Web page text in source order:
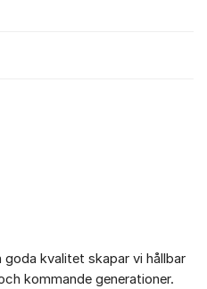
kvalitet skapar vi hållbar
kommande generationer.